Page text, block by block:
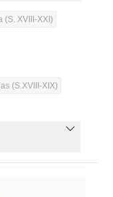
(S. XVIII-XXI)
(S.XVIII-XIX)